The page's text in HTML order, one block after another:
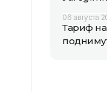
06 августа
Тариф на